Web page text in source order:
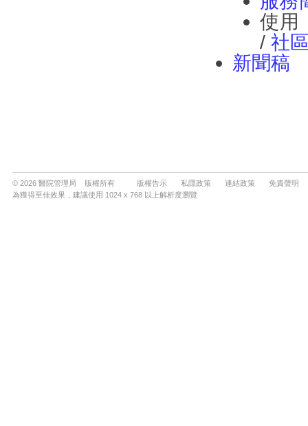
© 2026 醫院管理局 版權所有 版權告示 私隱政策 連結政策
免責聲明
為獲得至佳效果，建議使用 1024 x 768 以上解析度瀏覽